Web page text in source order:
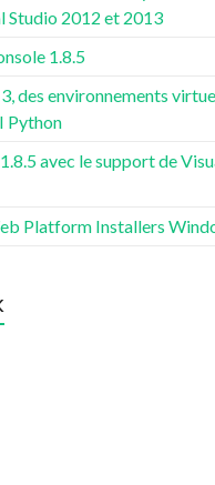
Studio 2012 et 2013
1.8.5
des environnements
Python
avec le support de
Platform Installers